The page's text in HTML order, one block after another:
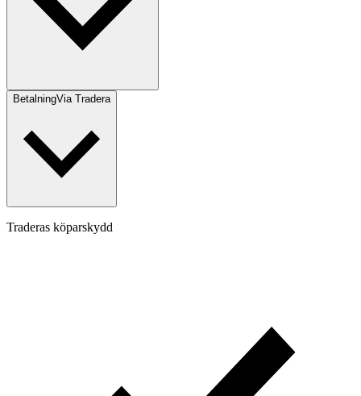
BetalningVia Tradera
Traderas köparskydd